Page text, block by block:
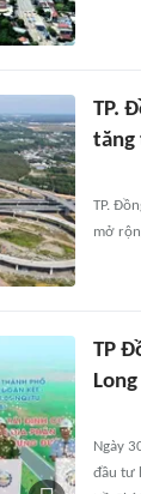
TP.
TP.
mở
TP
Ngày
đầu tư